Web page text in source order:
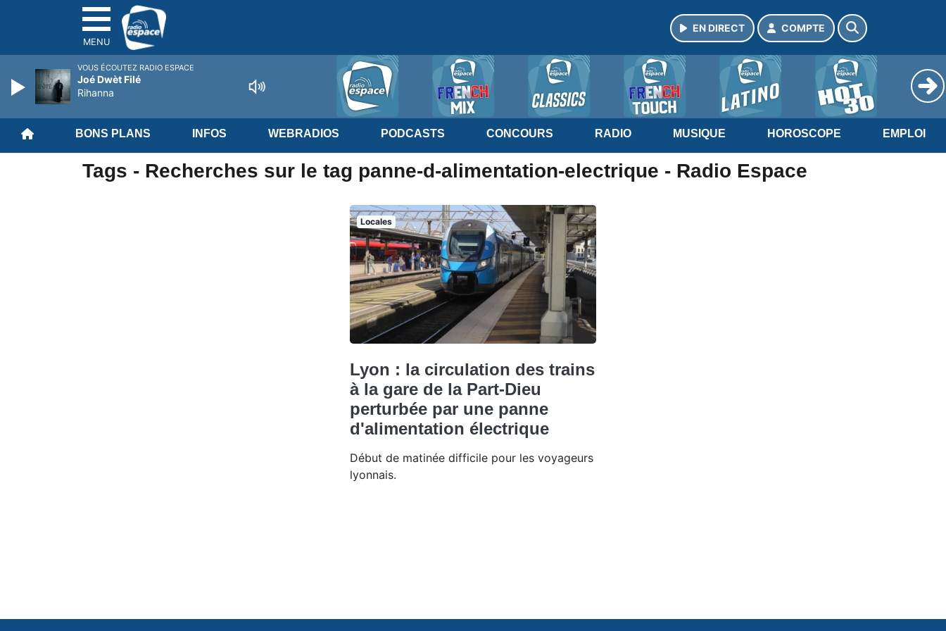
MENU
EN DIRECT COMPTE
BONS PLANS INFOS WEBRADIOS PODCASTS CONCOURS RADIO MUSIQUE HOROSCOPE EMPLOI
Tags - Recherches sur le tag panne-d-alimentation-electrique - Radio Espace
Locales
Lyon : la circulation des trains
à la gare de la Part-Dieu
perturbée par une panne
d'alimentation électrique
Début de matinée difficile pour les voyageurs
lyonnais.
VOUS ÉCOUTEZ RADIO ESPACE
Joé Dwèt Filé
Rihanna